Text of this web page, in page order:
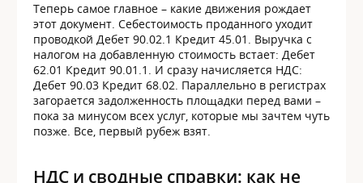
Теперь самое главное – какие движения рождает
этот документ. Себестоимость проданного уходит
проводкой Дебет 90.02.1 Кредит 45.01. Выручка с
налогом на добавленную стоимость встает: Дебет
62.01 Кредит 90.01.1. И сразу начисляется НДС:
Дебет 90.03 Кредит 68.02. Параллельно в регистрах
загорается задолженность площадки перед вами –
пока за минусом всех услуг, которые мы зачтем чуть
позже. Все, первый рубеж взят.
НДС и сводные справки: как не